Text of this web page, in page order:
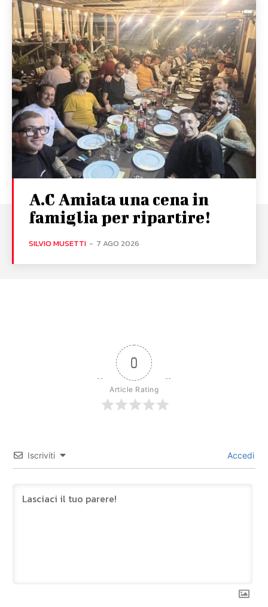
A.C Amiata una cena in
famiglia per ripartire!
SILVIO MUSETTI - 7 AGO 2026
0
Article Rating
Iscriviti Accedi